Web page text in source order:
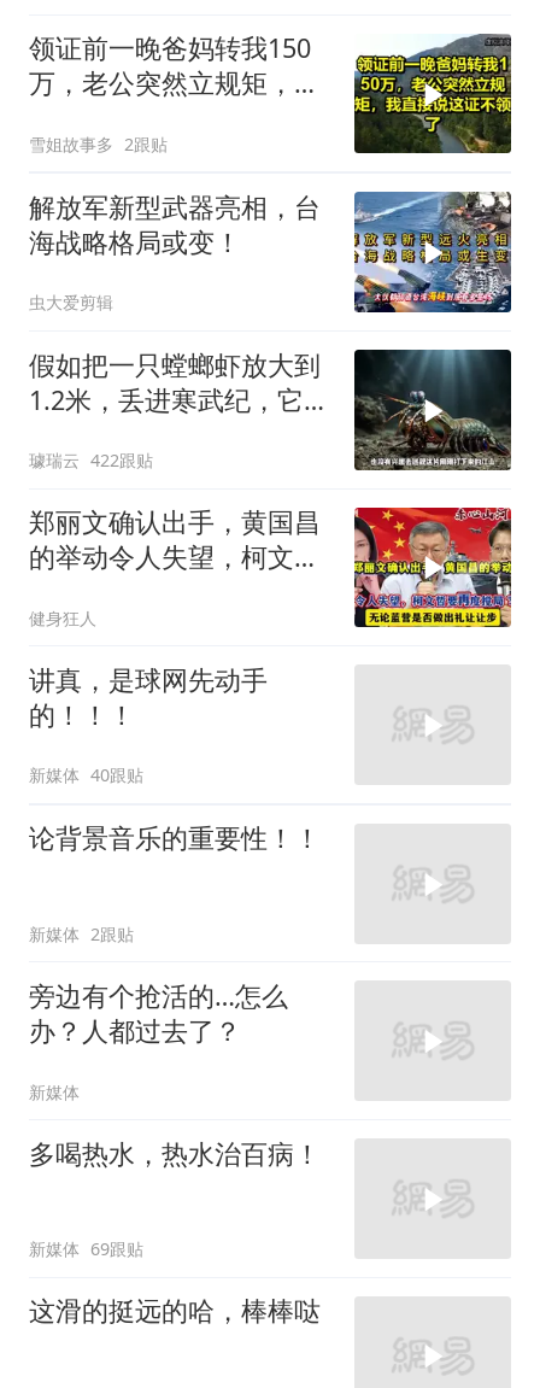
领证前一晚爸妈转我150
万，老公突然立规矩，我
雪姐故事多 2跟贴
解放军新型武器亮相，台
海战略格局或变！
虫大爱剪辑
假如把一只螳螂虾放大到
1.2米，丢进寒武纪，它能
璩瑞云 422跟贴
郑丽文确认出手，黄国昌
的举动令人失望，柯文哲
健身狂人
讲真，是球网先动手
的！！！
新媒体 40跟贴
论背景音乐的重要性！！
新媒体 2跟贴
旁边有个抢活的…怎么
办？人都过去了？
新媒体
多喝热水，热水治百病！
新媒体 69跟贴
这滑的挺远的哈，棒棒哒